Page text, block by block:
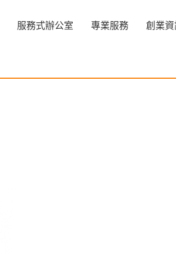
服務式辦公室 專業服務 創業